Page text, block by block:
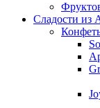
Сладости из